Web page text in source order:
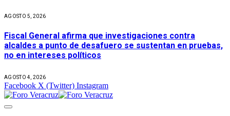
AGOSTO 5, 2026
Fiscal General afirma que investigaciones contra
alcaldes a punto de desafuero se sustentan en pruebas,
no en intereses políticos
AGOSTO 4, 2026
Facebook X (Twitter) Instagram